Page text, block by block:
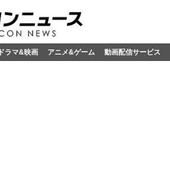
ドラマ&映画 アニメ&ゲーム 動画配信サービス